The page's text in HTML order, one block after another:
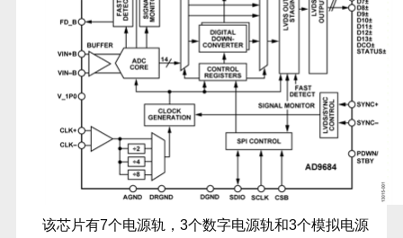
该芯片有7个电源轨，3个数字电源轨和3个模拟电源